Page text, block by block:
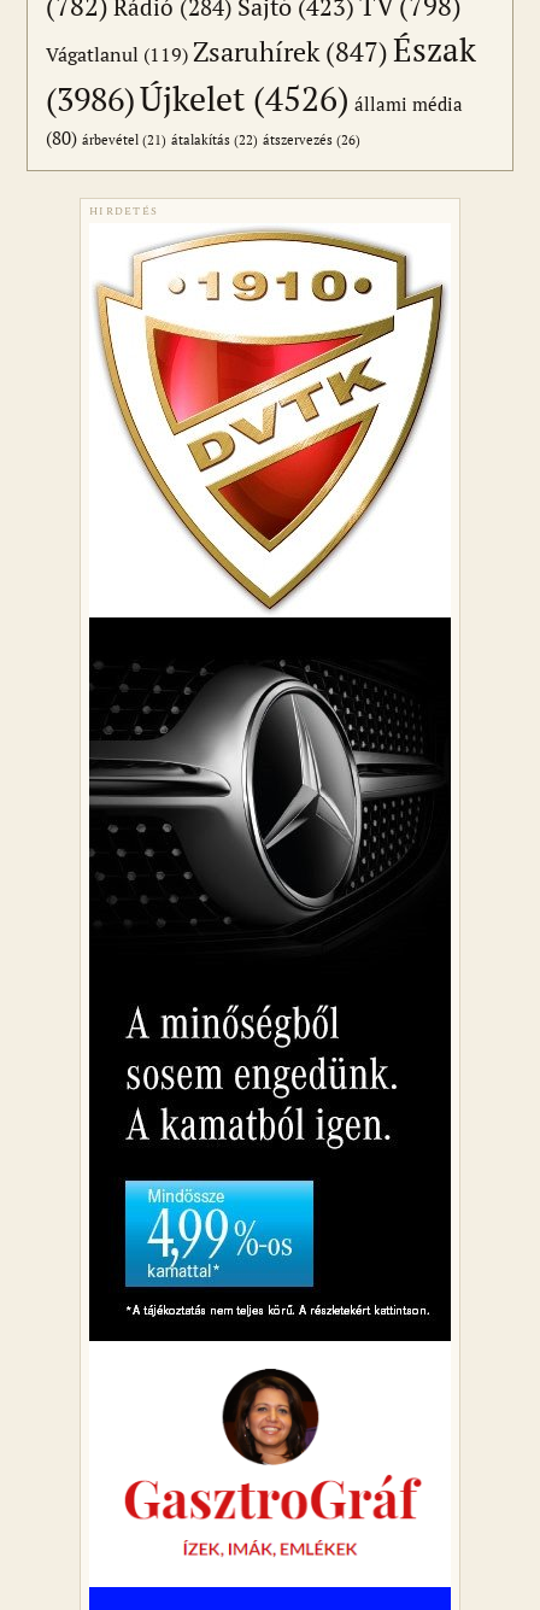
Rádió (284) Sajtó (423)
Vágatlanul (119)Zsaruhírek(847)Észak
(3986)Újkelet (4526) állami média
(80) árbevétel (21) átalakítás (22) átszervezés (26)
HIRDETÉS